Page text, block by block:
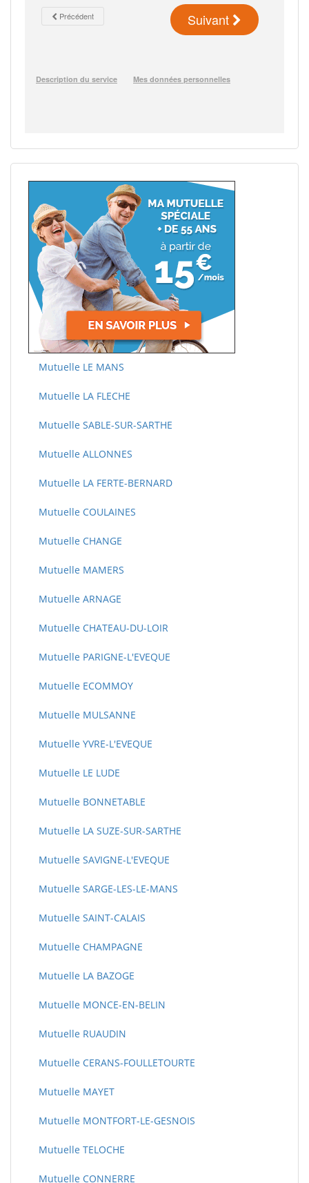
Mutuelle LE MANS
Mutuelle LA FLECHE
Mutuelle SABLE-SUR-SARTHE
Mutuelle ALLONNES
Mutuelle LA FERTE-BERNARD
Mutuelle COULAINES
Mutuelle CHANGE
Mutuelle MAMERS
Mutuelle ARNAGE
Mutuelle CHATEAU-DU-LOIR
Mutuelle PARIGNE-L'EVEQUE
Mutuelle ECOMMOY
Mutuelle MULSANNE
Mutuelle YVRE-L'EVEQUE
Mutuelle LE LUDE
Mutuelle BONNETABLE
Mutuelle LA SUZE-SUR-SARTHE
Mutuelle SAVIGNE-L'EVEQUE
Mutuelle SARGE-LES-LE-MANS
Mutuelle SAINT-CALAIS
Mutuelle CHAMPAGNE
Mutuelle LA BAZOGE
Mutuelle MONCE-EN-BELIN
Mutuelle RUAUDIN
Mutuelle CERANS-FOULLETOURTE
Mutuelle MAYET
Mutuelle MONTFORT-LE-GESNOIS
Mutuelle TELOCHE
Mutuelle CONNERRE